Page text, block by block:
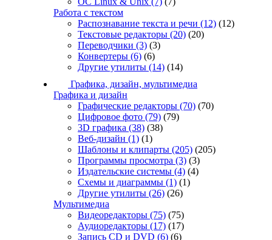
Работа с текстом
Распознавание текста и речи (12) (12)
Текстовые редакторы (20) (20)
Переводчики (3) (3)
Конвертеры (6) (6)
Другие утилиты (14) (14)
Графика, дизайн, мультимедиа
Графика и дизайн
Графические редакторы (70) (70)
Цифровое фото (79) (79)
3D графика (38) (38)
Веб-дизайн (1) (1)
Шаблоны и клипарты (205) (205)
Программы просмотра (3) (3)
Издательские системы (4) (4)
Схемы и диаграммы (1) (1)
Другие утилиты (26) (26)
Мультимедиа
Видеоредакторы (75) (75)
Аудиоредакторы (17) (17)
Запись CD и DVD (6) (6)